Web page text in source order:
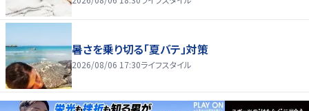
暑さを乗り切る「夏バテ」対策
2026/08/06 17:30ライフスタイル